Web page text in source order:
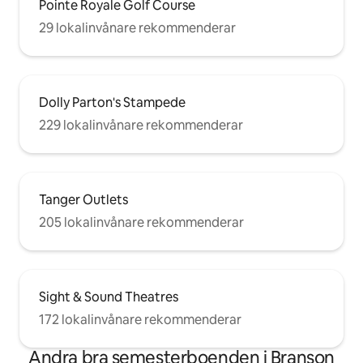
Pointe Royale Golf Course
29 lokalinvånare rekommenderar
Dolly Parton's Stampede
229 lokalinvånare rekommenderar
Tanger Outlets
205 lokalinvånare rekommenderar
Sight & Sound Theatres
172 lokalinvånare rekommenderar
Andra bra semesterboenden i Branson